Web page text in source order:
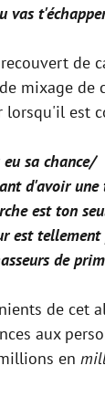
vas
de
mixage de
lorsqu'il est
sa chance/
d'avoir
est ton
est
de
de cet
aux
en